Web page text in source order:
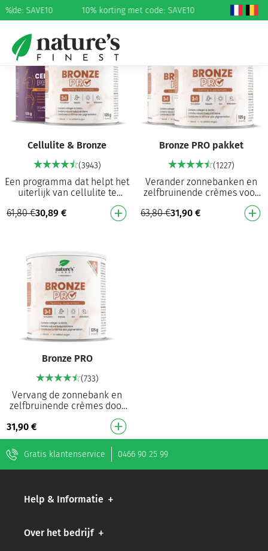
% SAVE10 10% korting met code: SAVE10
50%
Cellulite & Bronze
(3943)
Een programma dat helpt het
uiterlijk van cellulite te
verminderen¹ en bijdraagt
aan de normale kleuring van
61,80€30,89€
Bronze PRO pakket
(1227)
Verander zonnebanken en
zelfbruinende crèmes voor
een bronzing formule die
van binnenuit werkt
Voedingssupplement voor …
63,80€31,90€
Bronze PRO
(733)
Vervang de zonnebank en
zelfbruinende crèmes door
een bronzing formule die
van binnenuit werkt
Voedingssupplement voor …
31,90€
Gratis klantenservice 0466 90 25 99
Help & Informatie
Over het bedrijf